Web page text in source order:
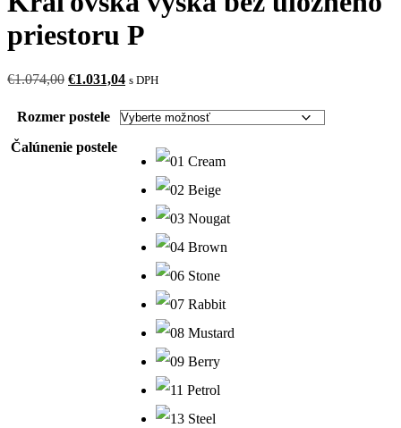
priestoru P
€1.074,00 Pôvodná
bola:
€1.074,00.
€1.031,04Aktuálna
je:
€1.031,04.
s DPH
Rozmer postele
Čalúnenie postele